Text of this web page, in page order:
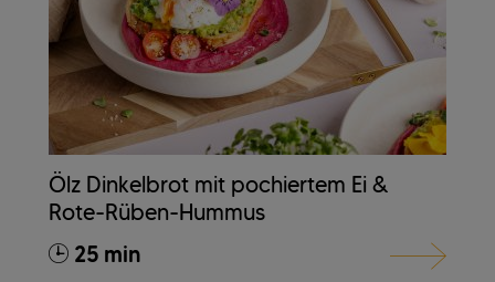
Ölz Dinkelbrot mit pochiertem Ei &
Rote-Rüben-Hummus
25 min